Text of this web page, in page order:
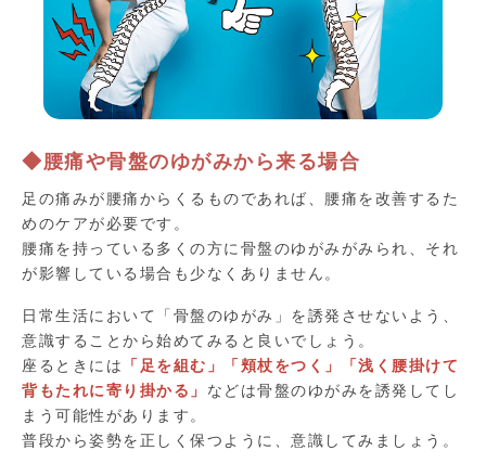
◆腰痛や骨盤のゆがみから来る場合
足の痛みが腰痛からくるものであれば、腰痛を改善するた
めのケアが必要です。
腰痛を持っている多くの方に骨盤のゆがみがみられ、それ
が影響している場合も少なくありません。
日常生活において「骨盤のゆがみ」を誘発させないよう、
意識することから始めてみると良いでしょう。
座るときには
「足を組む」「頬杖をつく」「浅く腰掛けて
背もたれに寄り掛かる」 などは骨盤のゆがみを誘発してし
まう可能性があります。
普段から姿勢を正しく保つように、意識してみましょう。